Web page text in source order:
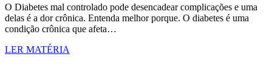
O Diabetes mal controlado pode desencadear complicações e uma
delas é a dor crônica. Entenda melhor porque. O diabetes é uma
condição crônica que afeta…
LER MATÉRIA